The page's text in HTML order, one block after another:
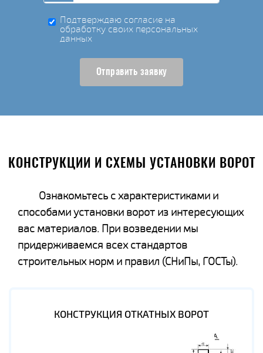
Подтверждаю согласие на
обработку своих персональных
данных
Отправить заявку
КОНСТРУКЦИИ И СХЕМЫ УСТАНОВКИ ВОРОТ
Ознакомьтесь с характеристиками и
способами установки ворот из интересующих
вас материалов. При возведении мы
придерживаемся всех стандартов
строительных норм и правил (СНиПы, ГОСТы).
КОНСТРУКЦИЯ ОТКАТНЫХ ВОРОТ